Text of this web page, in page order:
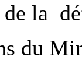
la
du